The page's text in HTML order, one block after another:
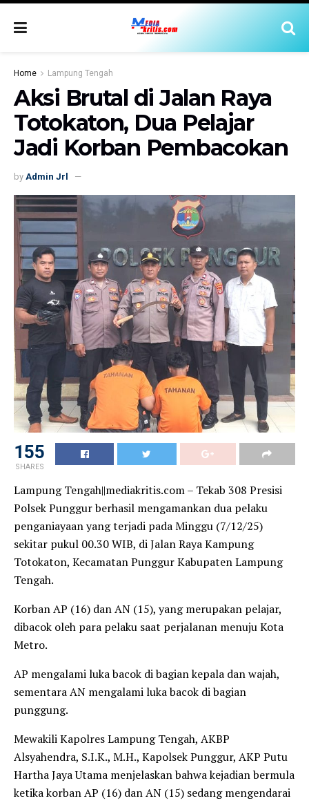
Home Lampung Tengah
Aksi Brutal di Jalan Raya
Totokaton, Dua Pelajar
Jadi Korban Pembacokan
by Admin Jrl
155
SHARES
Lampung Tengah||mediakritis.com – Tekab 308 Presisi
Polsek Punggur berhasil mengamankan dua pelaku
penganiayaan yang terjadi pada Minggu (7/12/25)
sekitar pukul 00.30 WIB, di Jalan Raya Kampung
Totokaton, Kecamatan Punggur Kabupaten Lampung
Tengah.
Korban AP (16) dan AN (15), yang merupakan pelajar,
dibacok oleh para pelaku saat perjalanan menuju Kota
Metro.
AP mengalami luka bacok di bagian kepala dan wajah,
sementara AN mengalami luka bacok di bagian
punggung.
Mewakili Kapolres Lampung Tengah, AKBP
Alsyahendra, S.I.K., M.H., Kapolsek Punggur, AKP Putu
Hartha Jaya Utama menjelaskan bahwa kejadian bermula
ketika korban AP (16) dan AN (15) sedang mengendarai